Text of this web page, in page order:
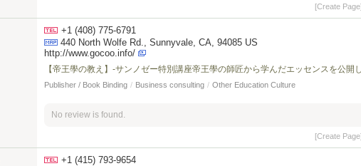
[Create Page]
+1 (408) 775-6791
440 North Wolfe Rd., Sunnyvale, CA, 94085 US
http://www.gocoo.info/
【帝王學の教え】-サンノゼー特別講座帝王學の師匠から学んだエッセンスを公開
Publisher / Book Binding / Business consulting / Other Education Culture
No review is found.
[Create Page]
+1 (415) 793-9654